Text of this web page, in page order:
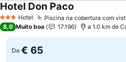
3 EstrelasHotel Piscina na cobertura com
Hotel Don Paco
8,0 Muito boa 17.196 a 1.0 km de
De € 65